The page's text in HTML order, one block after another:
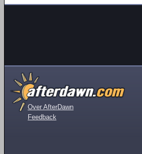
Over AfterDawn
Feedback